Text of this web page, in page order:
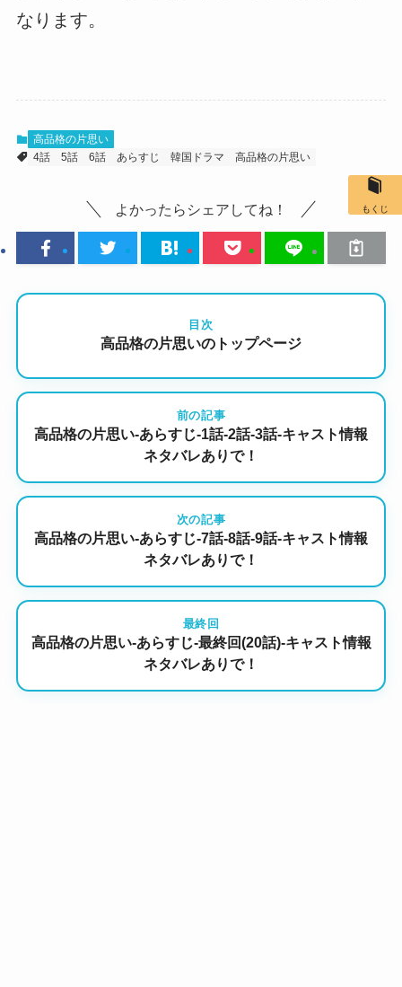
なります。
高品格の片思い
4話
5話 6話 あらすじ 韓国ドラマ 高品格の片思い
よかったらシェアしてね！
目次
高品格の片思いのトップページ
前の記事
高品格の片思い-あらすじ-1話-2話-3話-キャスト情報
ネタバレありで！
次の記事
高品格の片思い-あらすじ-7話-8話-9話-キャスト情報
ネタバレありで！
最終回
高品格の片思い-あらすじ-最終回(20話)-キャスト情報
ネタバレありで！
もくじ